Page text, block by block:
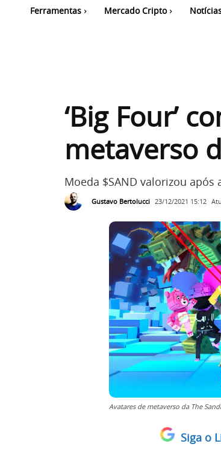
Ferramentas Mercado Cripto
‘Big Four’
metaverso
Moeda $SAND valorizou após
Gustavo Bertolucci 23/12/2021 15:12
Avatares de metaverso da The
Siga o